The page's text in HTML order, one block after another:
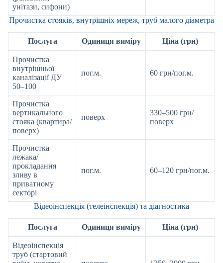
унітази, сифони)
Прочистка стояків, внутрішніх мереж, труб малого діаметра
Послуга Одиниця виміру Ціна (грн)
Прочистка
внутрішньої
каналізації ДУ
50–100
пог.м. 60 грн/пог.м.
Прочистка
вертикального
стояка (квартира/
поверх)
поверх
330–500 грн/
поверх
Прочистка
лежака/
прокладання
зливу в
приватному
секторі
пог.м. 60–120 грн/пог.м.
Відеоінспекція (телеінспекція) та діагностика
Послуга Одиниця виміру Ціна (грн)
Відеоінспекція
труб (стартовий